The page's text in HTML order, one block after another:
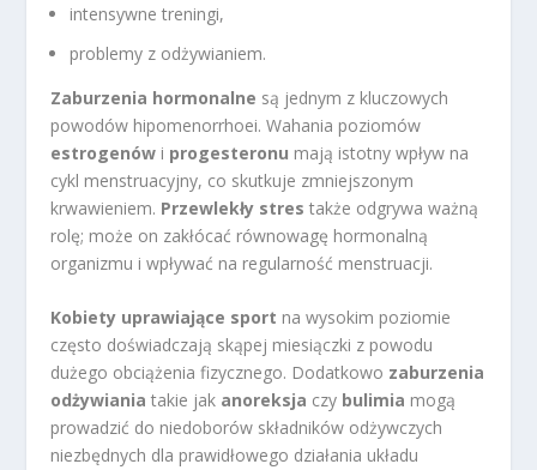
intensywne treningi,
problemy z odżywianiem.
Zaburzenia hormonalne są jednym z kluczowych
powodów hipomenorrhoei. Wahania poziomów
estrogenów i progesteronu mają istotny wpływ na
cykl menstruacyjny, co skutkuje zmniejszonym
krwawieniem. Przewlekły stres także odgrywa ważną
rolę; może on zakłócać równowagę hormonalną
organizmu i wpływać na regularność menstruacji.
Kobiety uprawiające sport na wysokim poziomie
często doświadczają skąpej miesiączki z powodu
dużego obciążenia fizycznego. Dodatkowo zaburzenia
odżywiania takie jak anoreksja czy bulimia mogą
prowadzić do niedoborów składników odżywczych
niezbędnych dla prawidłowego działania układu